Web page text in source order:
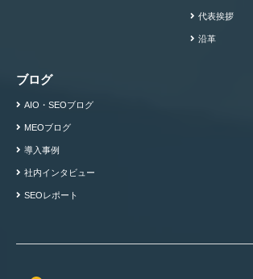
代表挨拶
沿革
ブログ
AIO・SEOブログ
MEOブログ
導入事例
社内インタビュー
SEOレポート